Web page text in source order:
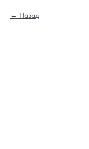
Назад